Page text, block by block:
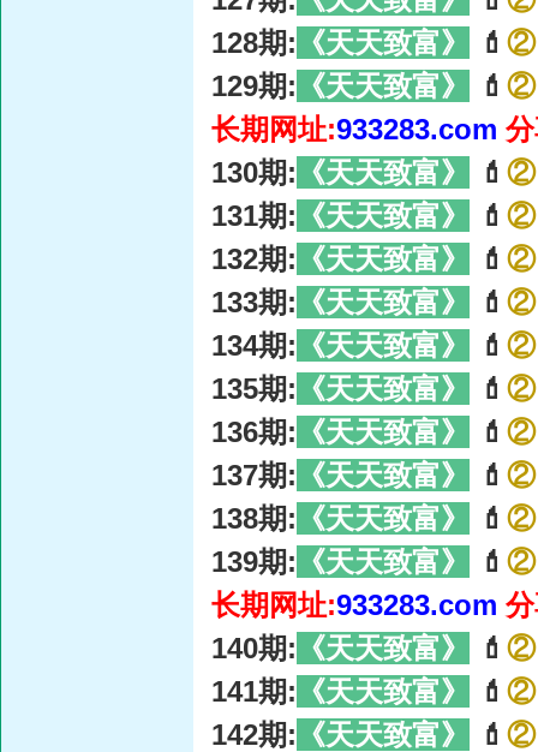
128期: 《天天致富》 💄 ②
129期: 《天天致富》 💄 ②
长期网址:933283.com
130期: 《天天致富》 💄 ②
131期: 《天天致富》 💄 ②
132期: 《天天致富》 💄 ②
133期: 《天天致富》 💄 ②
134期: 《天天致富》 💄 ②
135期: 《天天致富》 💄 ②
136期: 《天天致富》 💄 ②
137期: 《天天致富》 💄 ②
138期: 《天天致富》 💄 ②
139期: 《天天致富》 💄 ②
长期网址:933283.com
140期: 《天天致富》 💄 ②
141期: 《天天致富》 💄 ②
142期: 《天天致富》 💄 ②